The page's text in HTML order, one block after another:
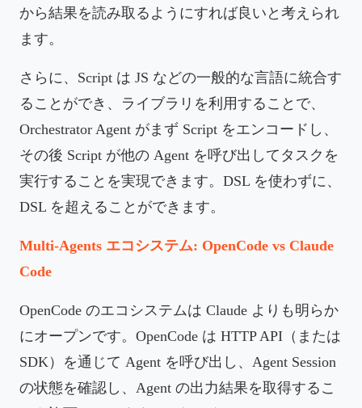
から結果を読み取るようにすれば良いと考えられ
ます。
さらに、Script は JS などの一般的な言語に統合す
ることができ、ライブラリを利用することで、
Orchestrator Agent がまず Script をエンコードし、
その後 Script が他の Agent を呼び出してタスクを
実行することを実現できます。DSL を使わずに、
DSL を超えることができます。
Multi-Agents エコシステム: OpenCode vs Claude
Code
OpenCode のエコシステムは Claude よりも明らか
にオープンです。OpenCode は HTTP API（または
SDK）を通じて Agent を呼び出し、Agent Session
の状態を確認し、Agent の出力結果を取得するこ